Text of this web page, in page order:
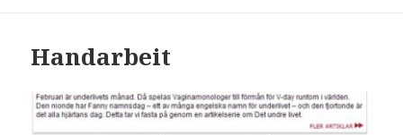
Handarbeit